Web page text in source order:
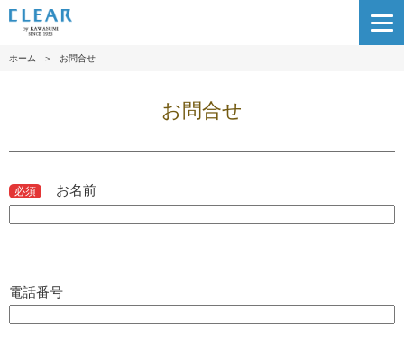
ホーム ＞ お問合せ
お問合せ
必須 お名前
電話番号